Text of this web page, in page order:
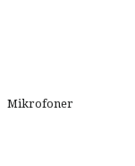
Mikrofoner